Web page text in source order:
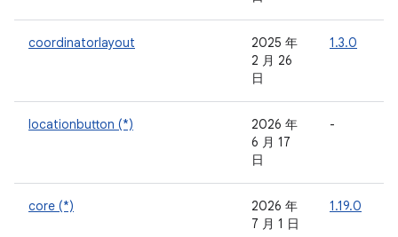
coordinatorlayout
2025 年
2 月 26
日
1.3.0
locationbutton (*)
2026 年
6 月 17
日
-
core (*)
2026 年
7 月 1 日
1.19.0